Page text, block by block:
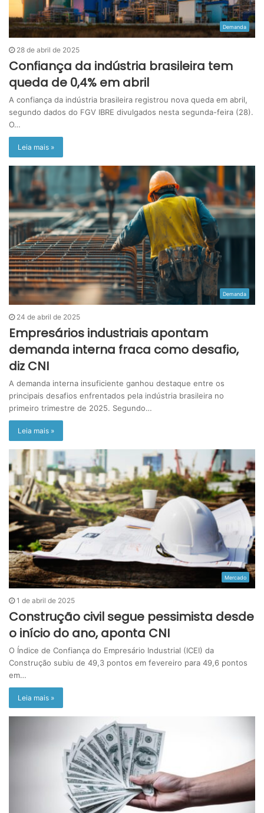
Demanda
28 de abril de 2025
Confiança da indústria brasileira tem
queda de 0,4% em abril
A confiança da indústria brasileira registrou nova queda em abril,
segundo dados do FGV IBRE divulgados nesta segunda-feira (28).
O…
Leia mais »
Demanda
24 de abril de 2025
Empresários industriais apontam
demanda interna fraca como desafio,
diz CNI
A demanda interna insuficiente ganhou destaque entre os
principais desafios enfrentados pela indústria brasileira no
primeiro trimestre de 2025. Segundo…
Leia mais »
Mercado
1 de abril de 2025
Construção civil segue pessimista desde
o início do ano, aponta CNI
O Índice de Confiança do Empresário Industrial (ICEI) da
Construção subiu de 49,3 pontos em fevereiro para 49,6 pontos
em…
Leia mais »